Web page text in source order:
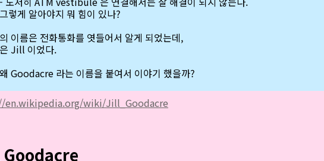
렇게 알아야지 뭐 힘이 있나?
이름은 전화통화를 엿들어서 알게 되었는데,
Jill 이었다.
Goodacre 라는 이름을 붙여서 이야기 했을까?
en.wikipedia.org/wiki/Jill_Goodacre